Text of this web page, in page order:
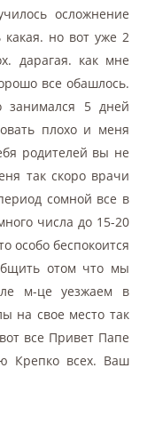
осложнение
но вот уже 2
дарагая. как мне
все обашлось.
занимался 5 дней
плохо и меня
родителей вы не
так скоро врачи
сомной все в
числа до 15-20
особо беспокоится
отом что мы
м-це уезжаем в
на свое место так
все Привет Папе
Крепко всех. Ваш